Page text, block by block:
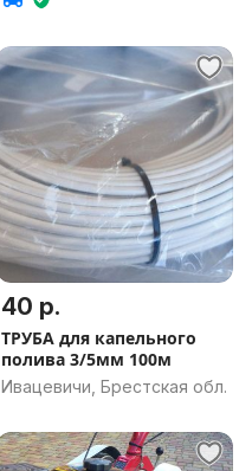
40 р.
ТРУБА для капельного
полива 3/5мм 100м
Ивацевичи, Брестская обл.